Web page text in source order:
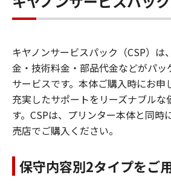
キヤノンサービスパック（CSP）は
金・技術料金・部品代金などがパッ
サービスです。本体ご購入時にお申
充実したサポートをリーズナブルな
す。CSPは、プリンター本体と同時
売店でご購入ください。
保守内容別2タイプをご